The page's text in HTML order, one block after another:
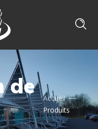
de
Accueil
Produits